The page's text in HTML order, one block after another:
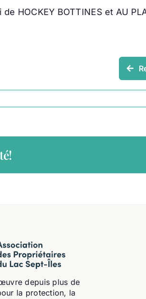
HOCKEY BOTTINES et AU
œuvre depuis plus de
la protection, la